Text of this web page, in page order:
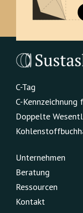
Unternehmen
Beratung
Ressourcen
Kontakt
C-Tag
C-Kennzeichnung
Doppelte